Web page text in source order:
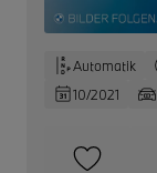
Automatik
10/2021